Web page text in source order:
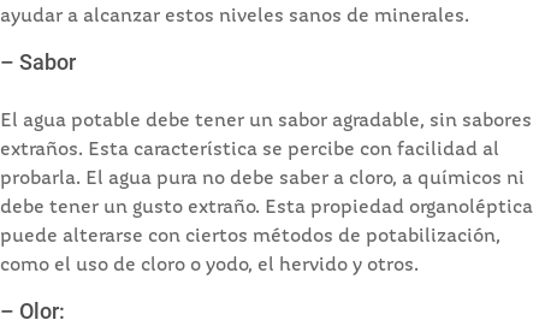
ayudar a alcanzar estos niveles sanos de minerales.
– Sabor
El agua potable debe tener un sabor agradable, sin sabores
extraños. Esta característica se percibe con facilidad al
probarla. El agua pura no debe saber a cloro, a químicos ni
debe tener un gusto extraño. Esta propiedad organoléptica
puede alterarse con ciertos métodos de potabilización,
como el uso de cloro o yodo, el hervido y otros.
– Olor: